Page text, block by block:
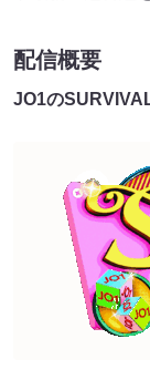
配信概要
JO1の